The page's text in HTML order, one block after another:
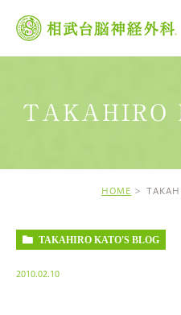
TAKAHIRO
HOME
TAKAHIRO KATO'S BLOG
2010.02.10